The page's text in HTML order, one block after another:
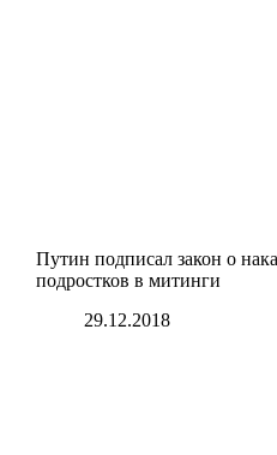
Путин подписал закон о
подростков в митинги
29.12.2018